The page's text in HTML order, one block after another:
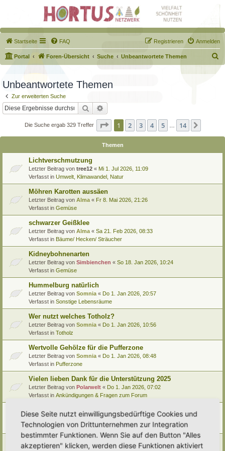
Startseite FAQ Anmelden
Registrieren
Portal Foren-Übersicht Suche Unbeantwortete Themen
u
Unbeantwortete Themen
Zur erweiterten Suche
Suche
Die Suche ergab 329 Treffer Seite 1von 14
1 2 3 4 5 14
Themen
Lichtverschmutzung
Letzter Beitrag von tree12 « Mi 1. Jul 2026, 11:09
Verfasst in Umwelt, Klimawandel, Natur
Möhren Karotten aussäen
Letzter Beitrag von Alma « Fr 8. Mai 2026, 21:26
Verfasst in Gemüse
schwarzer Geißklee
Letzter Beitrag von Alma « Sa 21. Feb 2026, 08:33
Verfasst in Bäume/ Hecken/ Sträucher
Kidneybohnenarten
Letzter Beitrag von Simbienchen « So 18. Jan 2026, 10:24
Verfasst in Gemüse
Hummelburg natürlich
Letzter Beitrag von Somnia « Do 1. Jan 2026, 20:57
Verfasst in Sonstige Lebensräume
Wer nutzt welches Totholz?
Letzter Beitrag von Somnia « Do 1. Jan 2026, 10:56
Verfasst in Totholz
Wertvolle Gehölze für die Pufferzone
Letzter Beitrag von Somnia « Do 1. Jan 2026, 08:48
Verfasst in Pufferzone
Vielen lieben Dank für die Unterstützung 2025
Letzter Beitrag von Polarwelt « Do 1. Jan 2026, 07:02
Verfasst in Ankündigungen & Fragen zum Forum
Pflanzenportrait (9): Quitte
Letzter Beitrag von Ann1981«Mi 24. Dez 2025, 12:15
Verfasst inPflanzenportraits/ Identifikation
Video Empfehlung (nicht nur) für Kinder
Letzter Beitrag vonMiri « Di 23. Dez 2025, 21:56
Diese Seite nutzt einwilligungsbedürftige Cookies und
Technologien von Drittunternehmen zur Integration
bestimmter Funktionen. Wenn Sie auf den Button "Alles
akzeptieren" klicken, werden diese Funktionen aktiviert